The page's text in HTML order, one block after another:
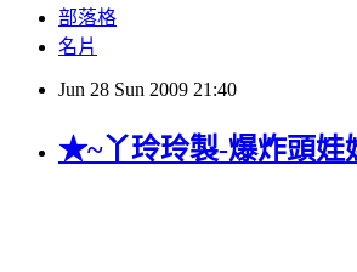
部落格
名片
Jun 28 Sun 2009 21:40
★~丫玲玲製-爆炸頭娃